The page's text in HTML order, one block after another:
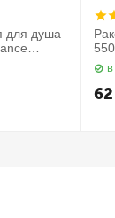
для душа
01